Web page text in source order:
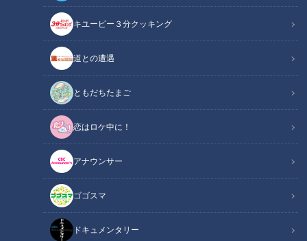
キユーピー３分クッキング
道との遭遇
ともだちたまご
恋はロケ中に！
アナウンサー
ゴゴスマ
ドキュメンタリー
人工呼吸器がパートナー・・でも、「普通学級に通いたい！」 “障
害”と“健常”の間にたちはだかる壁とは！？ 「がっこうへ行こう」ドキ
ュメンタリー
この記事の画像